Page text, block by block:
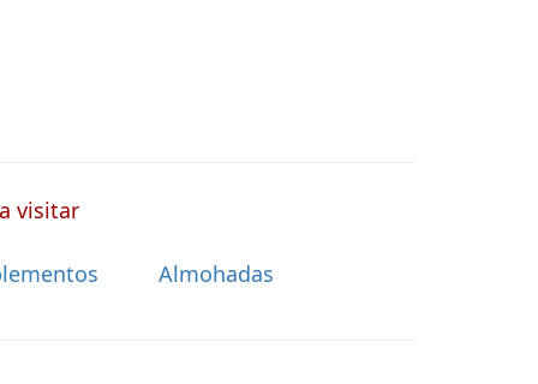
visitar
Almohadas